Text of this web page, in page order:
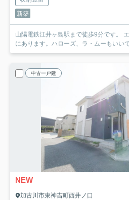
新築
山陽電鉄江井ヶ島駅まで徒歩9分です。
にあります。ハローズ、ラ・ムーもいい
中古一戸建
NEW
加古川市東神吉町西井ノ口